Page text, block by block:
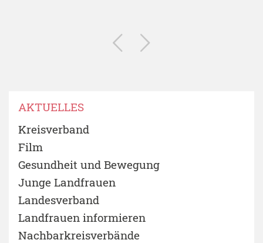
AKTUELLES
Kreisverband
Film
Gesundheit und Bewegung
Junge Landfrauen
Landesverband
Landfrauen informieren
Nachbarkreisverbände